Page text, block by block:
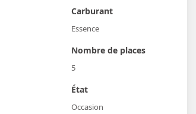
Carburant
Essence
Nombre de places
5
État
Occasion